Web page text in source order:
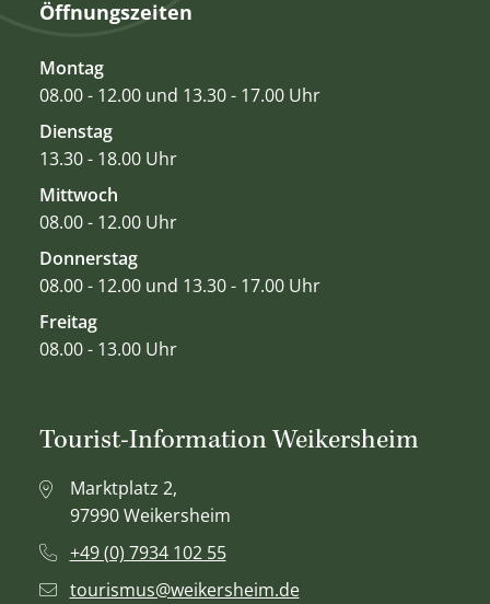
Öffnungszeiten
Montag
08.00 - 12.00 und 13.30 - 17.00 Uhr
Dienstag
13.30 - 18.00 Uhr
Mittwoch
08.00 - 12.00 Uhr
Donnerstag
08.00 - 12.00 und 13.30 - 17.00 Uhr
Freitag
08.00 - 13.00 Uhr
Tourist-Information Weikersheim
Marktplatz 2,
97990 Weikersheim
+49 (0) 7934 102 55
tourismus@weikersheim.de